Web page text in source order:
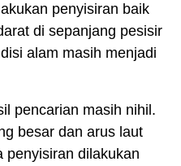
penyisiran baik
di sepanjang pesisir
alam masih menjadi
pencarian masih nihil.
besar dan arus laut
penyisiran dilakukan